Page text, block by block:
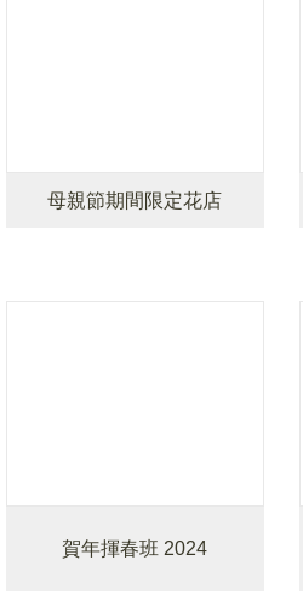
母親節期間限定花店
賀年揮春班 2024